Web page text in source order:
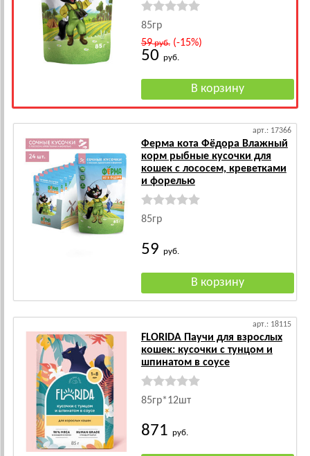
85гр
59руб.(-15%)
50 руб.
арт.: 17366
Ферма кота Фёдора Влажный
корм рыбные кусочки для
кошек с лососем, креветками
и форелью
85гр
59 руб.
арт.: 18115
FLORIDA Паучи для взрослых
кошек: кусочки с тунцом и
шпинатом в соусе
85гр*12шт
871 руб.